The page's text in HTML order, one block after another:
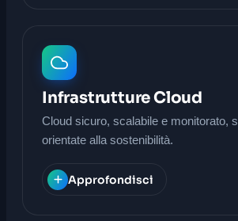
Infrastrutture Cloud
Cloud sicuro, scalabile e monitorato,
orientate alla sostenibilità.
Approfondisci